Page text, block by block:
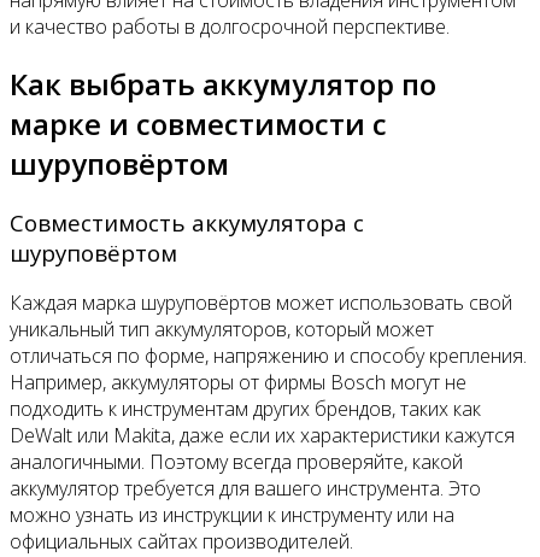
и качество работы в долгосрочной перспективе.
Как выбрать аккумулятор по
марке и совместимости с
шуруповёртом
Совместимость аккумулятора с
шуруповёртом
Каждая марка шуруповёртов может использовать свой
уникальный тип аккумуляторов, который может
отличаться по форме, напряжению и способу крепления.
Например, аккумуляторы от фирмы Bosch могут не
подходить к инструментам других брендов, таких как
DeWalt или Makita, даже если их характеристики кажутся
аналогичными. Поэтому всегда проверяйте, какой
аккумулятор требуется для вашего инструмента. Это
можно узнать из инструкции к инструменту или на
официальных сайтах производителей.